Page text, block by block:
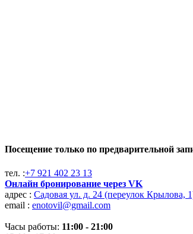
Посещение только по предварительной
тел. :+7 921 402 23 13
Онлайн бронирование через VK
адрес : Садовая ул. д. 24 (переулок Крылова,
email : enotovil@gmail.com
Часы работы: 11:00 - 21:00